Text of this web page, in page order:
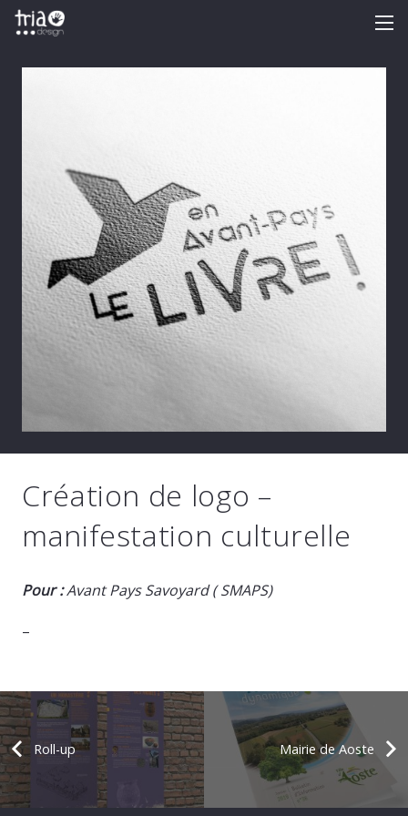
Création de logo –
manifestation culturelle
Pour :Avant Pays Savoyard ( SMAPS)
–
Roll-up Mairie de Aoste